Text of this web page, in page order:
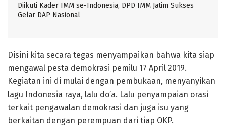
Diikuti Kader IMM se-Indonesia, DPD IMM Jatim Sukses
Gelar DAP Nasional
Disini kita secara tegas menyampaikan bahwa kita siap
mengawal pesta demokrasi pemilu 17 April 2019.
Kegiatan ini di mulai dengan pembukaan, menyanyikan
lagu Indonesia raya, lalu do’a. Lalu penyampaian orasi
terkait pengawalan demokrasi dan juga isu yang
berkaitan dengan perempuan dari tiap OKP.